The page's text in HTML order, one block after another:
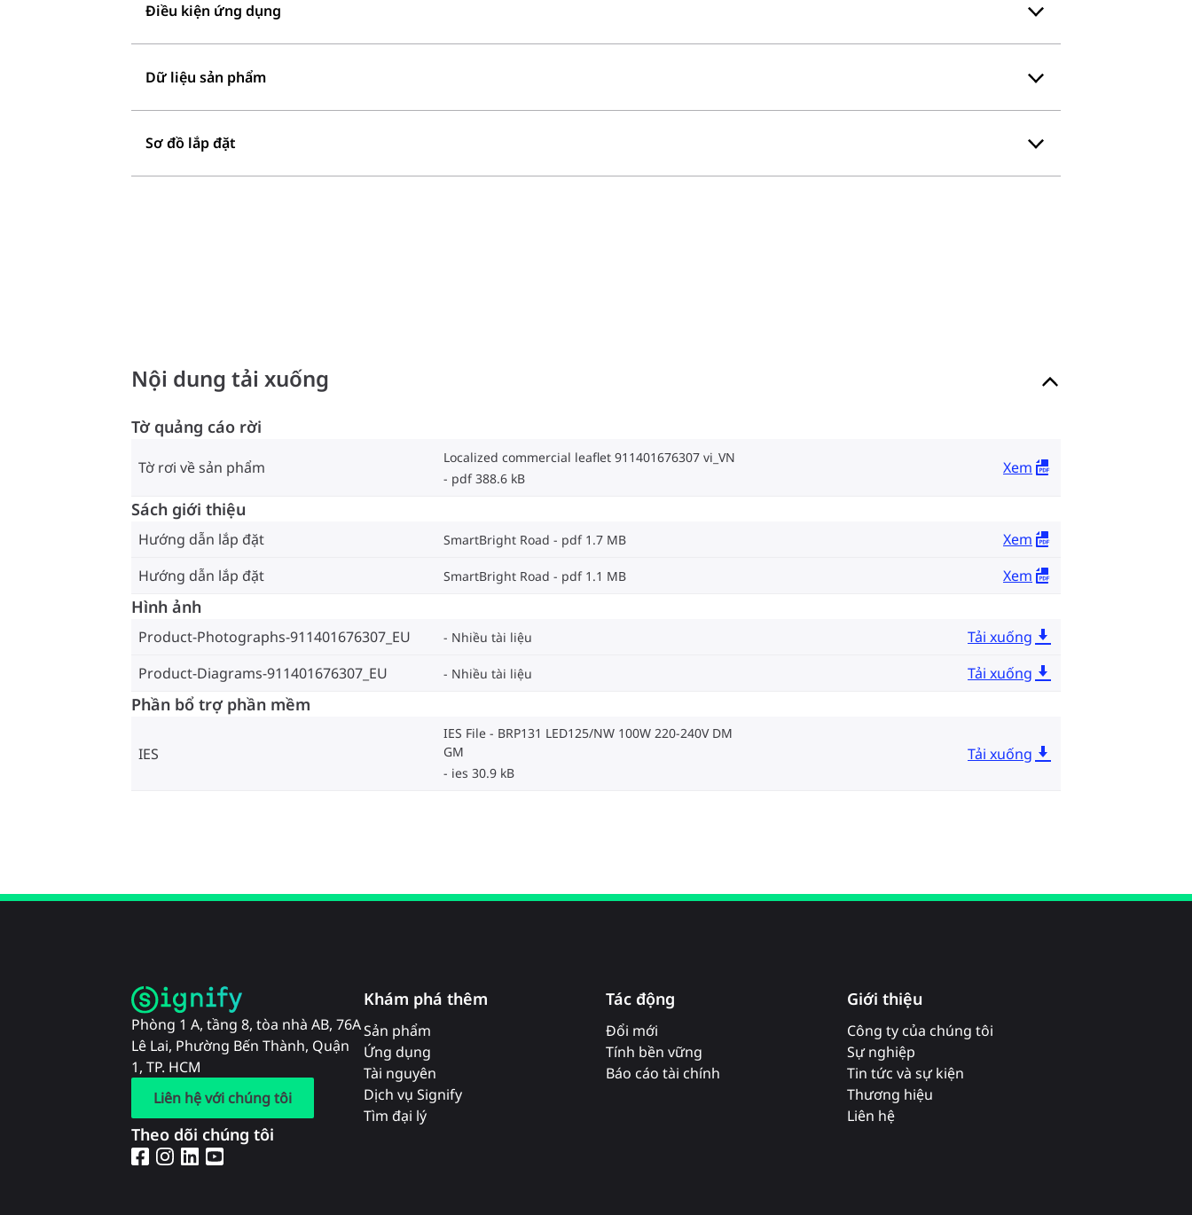
Điều kiện ứng dụng
Dữ liệu sản phẩm
Sơ đồ lắp đặt
Nội dung tải xuống
Tờ quảng cáo rời
Tờ rơi về sản phẩm
Localized commercial leaflet 911401676307 vi_VN
pdf 388.6 kB
Xem
Sách giới thiệu
Hướng dẫn lắp đặt SmartBright Road pdf 1.7 MB
Xem
Hướng dẫn lắp đặt
SmartBright Road pdf 1.1 MB Xem
Hình ảnh
Product-Photographs-911401676307_EU Nhiều tài liệu
Tải xuống
Product-Diagrams-911401676307_EU
Nhiều tài liệu Tải xuống
Phần bổ trợ phần mềm
IES
IES File - BRP131 LED125/NW 100W 220-240V DM
GM
ies 30.9 kB
Tải xuống
Phòng 1 A, tầng 8, tòa nhà AB, 76A
Lê Lai, Phường Bến Thành, Quận
1, TP. HCM
Liên hệ với chúng tôi
Theo dõi chúng tôi
Khám phá thêm
Sản phẩm
Ứng dụng
Tài nguyên
Dịch vụ Signify
Tìm đại lý
Tác động
Đổi mới
Tính bền vững
Báo cáo tài chính
Giới thiệu
Công ty của chúng tôi
Sự nghiệp
Tin tức và sự kiện
Thương hiệu
Liên hệ